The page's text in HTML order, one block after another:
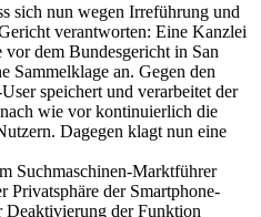
sich nun wegen Irreführung und
verantworten: Eine Kanzlei
dem Bundesgericht in San
Sammelklage an. Gegen den
speichert und verarbeitet der
wie vor kontinuierlich die
Dagegen klagt nun eine
Suchmaschinen-Marktführer
Privatsphäre der Smartphone-
Deaktivierung der Funktion